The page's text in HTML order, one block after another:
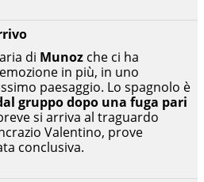
di Munoz che ci ha
in più, in uno
paesaggio. Lo spagnolo è
gruppo dopo una fuga pari
si arriva al traguardo
Valentino, prove
conclusiva.